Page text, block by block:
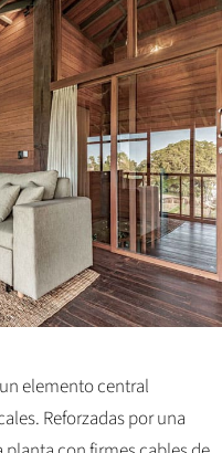
elemento central
Reforzadas por una